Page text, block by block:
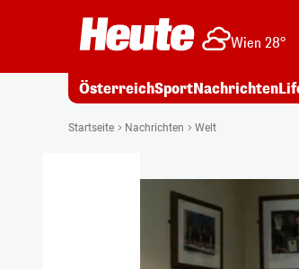
Wien 28°
ÖsterreichSportNachrichten
Startseite Nachrichten Welt